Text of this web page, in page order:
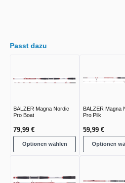
Passt dazu
BALZER Magna Nordic
Pro Boat
79,99 €
Optionen wählen
BALZER Magna
Pro Pilk
59,99 €
Optionen